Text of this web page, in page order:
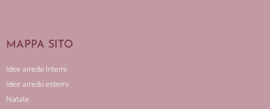
MAPPA SITO
Idee arredo Interni
Idee arredo esterni
Natale